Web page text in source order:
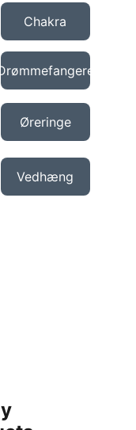
Chakra
Drømmefangere
Øreringe
Vedhæng